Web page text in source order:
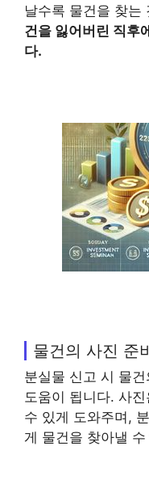
날수록 물건을 찾는
건을 잃어버린 직후
다.
물건의 사진 준
분실물 신고 시 물
도움이 됩니다. 사
수 있게 도와주며,
게 물건을 찾아낼